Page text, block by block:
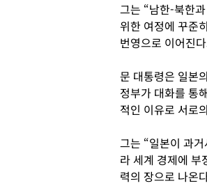
그는 “남한-북한
위한 여정에 꾸준
번영으로 이어진
문 대통령은 일본
정부가 대화를 통
적인 이유로 서로
그는 “일본이 과
라 세계 경제에 부
력의 장으로 나온